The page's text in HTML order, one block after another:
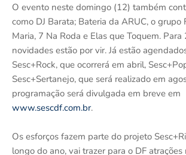
O evento neste domingo (12) também
como DJ Barata; Bateria da ARUC, o grupo
Maria, 7 Na Roda e Elas que Toquem.
novidades estão por vir. Já estão
Sesc+Rock, que ocorrerá em abril,
Sesc+Sertanejo, que será realizado em
programação será divulgada em breve em
www.sescdf.com.br.
Os esforços fazem parte do projeto
longo do ano, vai trazer para o DF atrações